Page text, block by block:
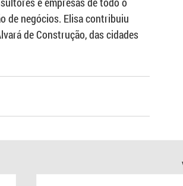
de negócios. Elisa contribuiu
de Construção, das cidades